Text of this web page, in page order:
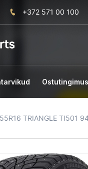
+372 571 00 100
TRIANGLE TI501